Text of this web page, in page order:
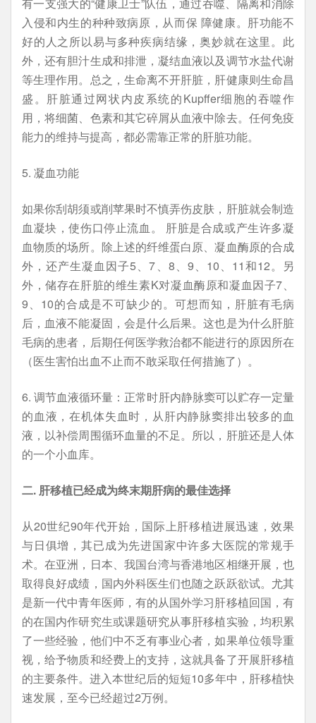
入侵和内生的种种致病原，从而保 障健康。肝功能不
好的人之所以易与多种疾病结缘，奥妙就在这里。此
外，还有胆汁生成和排泄，凝结血液以及调节水盐代谢
等生理作用。总之，生命离不开肝脏，肝健康则生命昌
盛。肝脏通过网状内皮系统的Kupffer细胞的吞噬作
用，将细菌、色素和其它碎屑从血液中除去。任何免疫
能力的维持与提高，都必需靠正常的肝脏功能。
5. 凝血功能
如果你刮胡须或削苹果时不慎弄伤皮肤，肝脏就会制造
血凝块，使伤口停止流血。 肝脏是合成或产生许多凝
血物质的场所。除上述的纤维蛋白原、凝血酶原的合成
外，还产生凝血因子5、7、8、9、10、11和12。另
外，储存在肝脏的维生素K对凝血酶原和凝血因子7、
9、10的合成是不可缺少的。可想而知，肝脏有毛病
后，血液不能凝固，会是什么后果。这也是为什么肝脏
毛病的患者，后期任何医学救治都不能进行的原因所在
（医生害怕出血不止而不敢采取任何措施了）。
6. 调节血液循环量：正常时肝内静脉窦可以贮存一定量
的血液，在机体失血时，从肝内静脉窦排出较多的血
液，以补偿周围循环血量的不足。所以，肝脏还是人体
的一个小血库。
二. 肝移植已经成为终末期肝病的最佳选择
从20世纪90年代开始，国际上肝移植进展迅速，效果
与日俱增，其已成为先进国家中许多大医院的常规手
术。在亚洲，日本、我国台湾与香港地区相继开展，也
取得良好成绩，国内外科医生们也随之跃跃欲试。尤其
是新一代中青年医师，有的从国外学习肝移植回国，有
的在国内作研究生或课题研究从事肝移植实验，均积累
了一些经验，他们中不乏有事业心者，如果单位领导重
视，给予物质和经费上的支持，这就具备了开展肝移植
的主要条件。进入本世纪后的短短10多年中，肝移植快
速发展，至今已经超过2万例。